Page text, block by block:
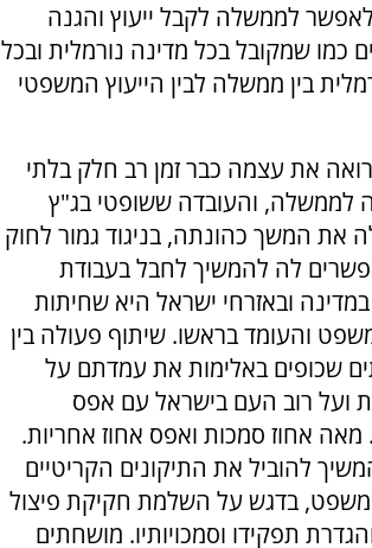
לממשלה לקבל ייעוץ והגנה
כמו שמקובל בכל מדינה נורמלית ובכל
בין ממשלה לבין הייעוץ המשפטי
את עצמה כבר זמן רב חלק בלתי
לממשלה, והעובדה ששופטי בג"ץ
את המשך כהונתה, בניגוד גמור לחוק
לה להמשיך לחבל בעבודת
ובאזרחי ישראל היא שחיתות
והעומד בראשו. שיתוף פעולה בין
שכופים באלימות את עמדתם על
ועל רוב העם בישראל עם אפס
מאה אחוז סמכות ואפס אחוז אחריות.
להוביל את התיקונים הקריטיים
בדגש על השלמת חקיקת פיצול
תפקידו וסמכויותיו. מושחתים